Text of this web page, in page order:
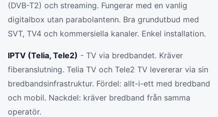
(DVB-T2) och streaming. Fungerar med en vanlig
digitalbox utan parabolantenn. Bra grundutbud med
SVT, TV4 och kommersiella kanaler. Enkel installation.
IPTV (Telia, Tele2) - TV via bredbandet. Kräver
fiberanslutning. Telia TV och Tele2 TV levererar via sin
bredbandsinfrastruktur. Fördel: allt-i-ett med bredband
och mobil. Nackdel: kräver bredband från samma
operatör.